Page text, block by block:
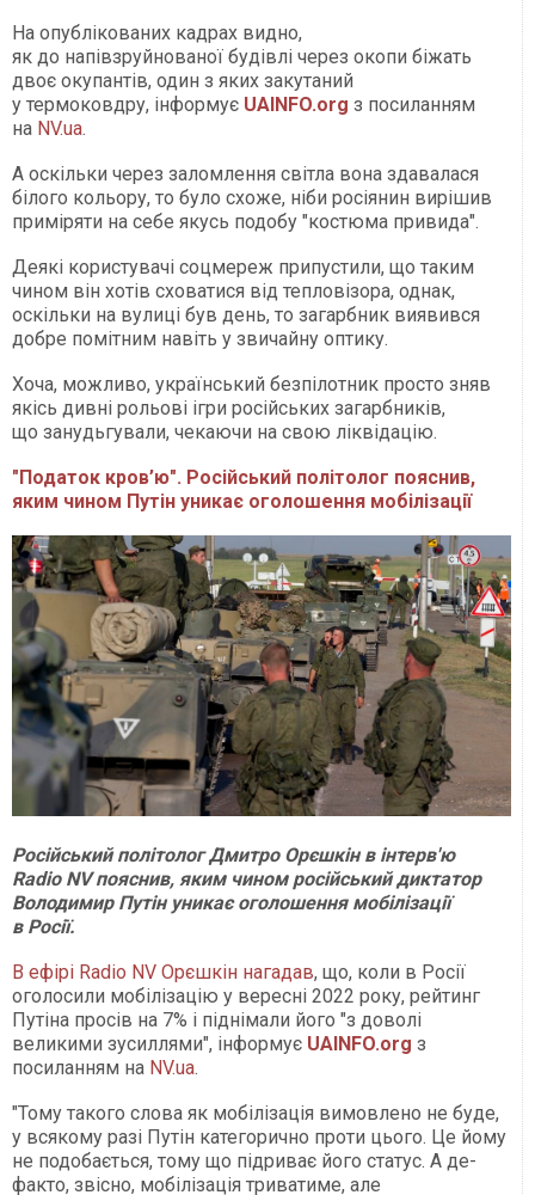
На опублікованих кадрах видно,
як до напівзруйнованої будівлі через окопи біжать
двоє окупантів, один з яких закутаний
у термоковдру, інформує UAINFO.org з посиланням
на NV.ua.
А оскільки через заломлення світла вона здавалася
білого кольору, то було схоже, ніби росіянин вирішив
приміряти на себе якусь подобу "костюма привида".
Деякі користувачі соцмереж припустили, що таким
чином він хотів сховатися від тепловізора, однак,
оскільки на вулиці був день, то загарбник виявився
добре помітним навіть у звичайну оптику.
Хоча, можливо, український безпілотник просто зняв
якісь дивні рольові ігри російських загарбників,
що занудьгували, чекаючи на свою ліквідацію.
"Податок кров’ю". Російський політолог пояснив,
яким чином Путін уникає оголошення мобілізації
Російський політолог Дмитро Орєшкін в інтерв'ю
Radio NV пояснив, яким чином російський диктатор
Володимир Путін уникає оголошення мобілізації
в Росії.
В ефірі Radio NV Орєшкін нагадав, що, коли в Росії
оголосили мобілізацію у вересні 2022 року, рейтинг
Путіна просів на 7% і піднімали його "з доволі
великими зусиллями", інформує UAINFO.org з
посиланням на NV.ua.
"Тому такого слова як мобілізація вимовлено не буде,
у всякому разі Путін категорично проти цього. Це йому
не подобається, тому що підриває його статус. А де-
факто, звісно, мобілізація триватиме, але